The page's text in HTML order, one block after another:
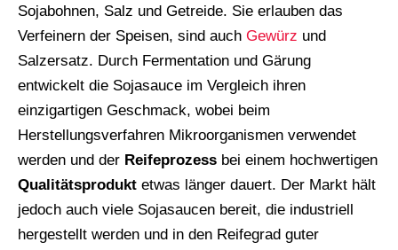
Sojabohnen, Salz und Getreide. Sie erlauben das
Verfeinern der Speisen, sind auch Gewürz und
Salzersatz. Durch Fermentation und Gärung
entwickelt die Sojasauce im Vergleich ihren
einzigartigen Geschmack, wobei beim
Herstellungsverfahren Mikroorganismen verwendet
werden und der Reifeprozess bei einem hochwertigen
Qualitätsprodukt etwas länger dauert. Der Markt hält
jedoch auch viele Sojasaucen bereit, die industriell
hergestellt werden und in den Reifegrad guter